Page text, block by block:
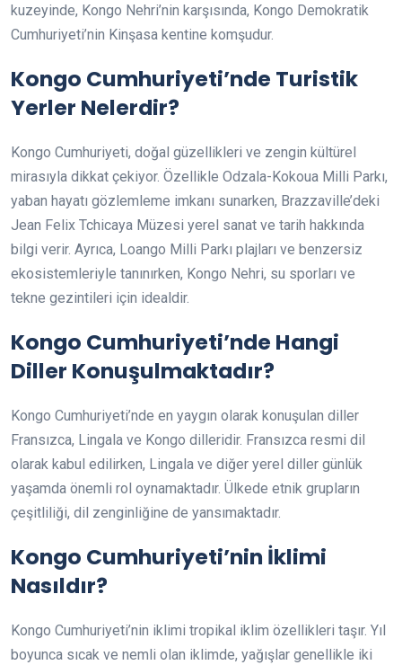
kuzeyinde, Kongo Nehri’nin karşısında, Kongo Demokratik
Cumhuriyeti’nin Kinşasa kentine komşudur.
Kongo Cumhuriyeti’nde Turistik
Yerler Nelerdir?
Kongo Cumhuriyeti, doğal güzellikleri ve zengin kültürel
mirasıyla dikkat çekiyor. Özellikle Odzala-Kokoua Milli Parkı,
yaban hayatı gözlemleme imkanı sunarken, Brazzaville’deki
Jean Felix Tchicaya Müzesi yerel sanat ve tarih hakkında
bilgi verir. Ayrıca, Loango Milli Parkı plajları ve benzersiz
ekosistemleriyle tanınırken, Kongo Nehri, su sporları ve
tekne gezintileri için idealdir.
Kongo Cumhuriyeti’nde Hangi
Diller Konuşulmaktadır?
Kongo Cumhuriyeti’nde en yaygın olarak konuşulan diller
Fransızca, Lingala ve Kongo dilleridir. Fransızca resmi dil
olarak kabul edilirken, Lingala ve diğer yerel diller günlük
yaşamda önemli rol oynamaktadır. Ülkede etnik grupların
çeşitliliği, dil zenginliğine de yansımaktadır.
Kongo Cumhuriyeti’nin İklimi
Nasıldır?
Kongo Cumhuriyeti’nin iklimi tropikal iklim özellikleri taşır. Yıl
boyunca sıcak ve nemli olan iklimde, yağışlar genellikle iki